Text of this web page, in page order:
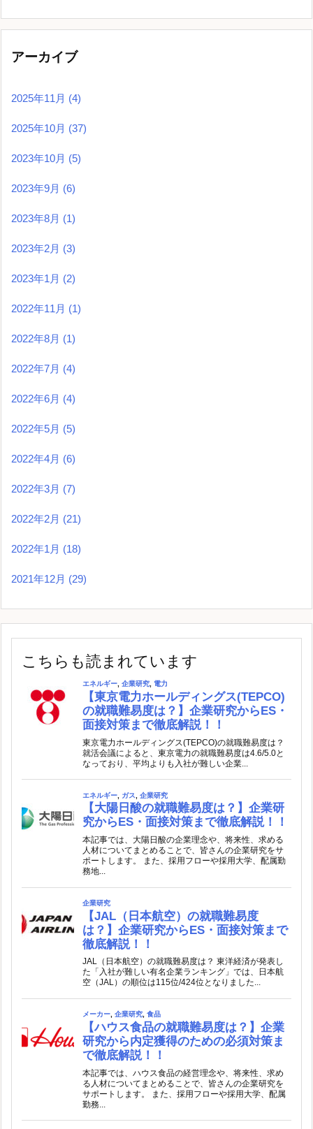
アーカイブ
2025年11月 (4)
2025年10月 (37)
2023年10月 (5)
2023年9月 (6)
2023年8月 (1)
2023年2月 (3)
2023年1月 (2)
2022年11月 (1)
2022年8月 (1)
2022年7月 (4)
2022年6月 (4)
2022年5月 (5)
2022年4月 (6)
2022年3月 (7)
2022年2月 (21)
2022年1月 (18)
2021年12月 (29)
こちらも読まれています